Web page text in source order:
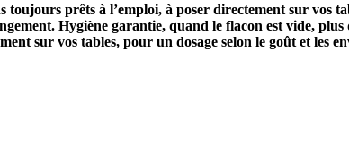
prêts à l’emploi, à poser directement sur vos
Hygiène garantie, quand le flacon est vide,
sur vos tables, pour un dosage selon le goût et les